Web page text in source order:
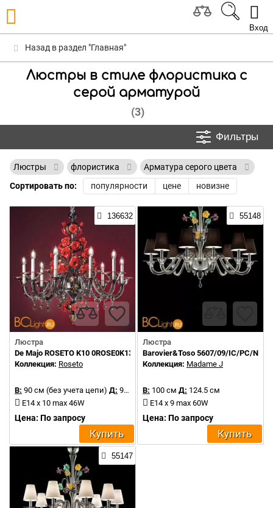
Вход
Назад в раздел "Главная"
Люстры в стиле флористика с
серой арматурой
(3)
Фильтры
Люстры флористика
Арматура серого цвета
Сортировать по:
популярности цене новизне
136632
Люстра
De Majo ROSETO K10 0ROSE0K13
Коллекция: Roseto
В: 90 см (без учета цепи) Д: 90 см
E14 x 10 max 46W
Цена: По запросу
Купить
55148
Люстра
Barovier&Toso 5607/09/IC/PC/NN
Коллекция: Madame J
В: 100 см Д: 124.5 см
E14 x 9 max 60W
Цена: По запросу
Купить
55147